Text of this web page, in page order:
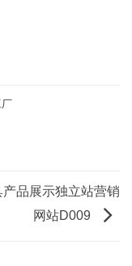
品展示独立站营销
网站D009